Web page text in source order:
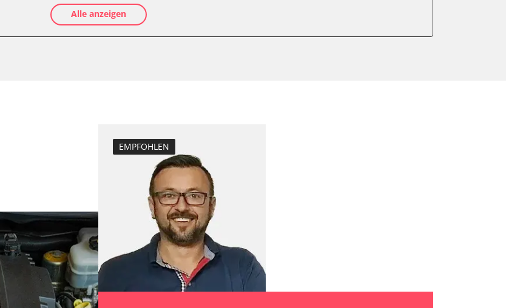
Injektoren einstellen
Lamdasonde anlernen
Längsbeschleunigungssensor Nullpunkt-
Kalibrierung
Leerlaufdrehzahlanpassung
Parkbremse in Montageposition fahren
Raildrucksensor Anpassung
Servicerückstellung
Steuergerät Initialisierung
Alle anzeigen
EMPFOHLEN